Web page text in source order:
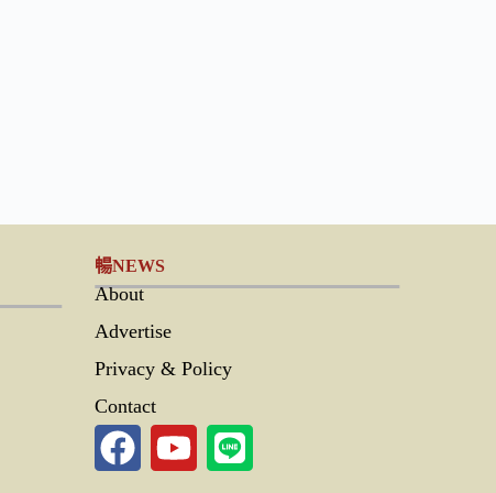
暢NEWS
About
Advertise
Privacy & Policy
Contact